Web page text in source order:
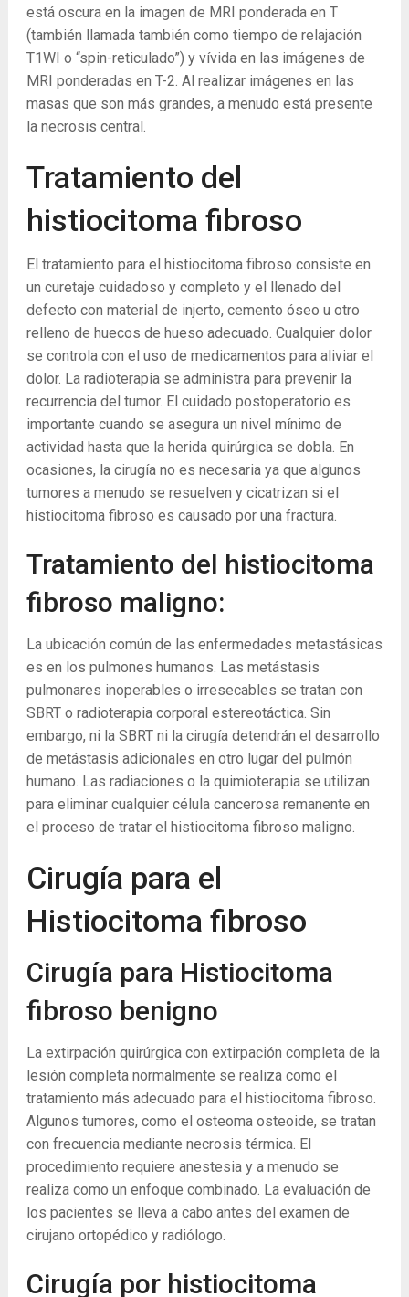
está oscura en la imagen de MRI ponderada en T
(también llamada también como tiempo de relajación
T1WI o “spin-reticulado”) y vívida en las imágenes de
MRI ponderadas en T-2. Al realizar imágenes en las
masas que son más grandes, a menudo está presente
la necrosis central.
Tratamiento del
histiocitoma fibroso
El tratamiento para el histiocitoma fibroso consiste en
un curetaje cuidadoso y completo y el llenado del
defecto con material de injerto, cemento óseo u otro
relleno de huecos de hueso adecuado. Cualquier dolor
se controla con el uso de medicamentos para aliviar el
dolor. La radioterapia se administra para prevenir la
recurrencia del tumor. El cuidado postoperatorio es
importante cuando se asegura un nivel mínimo de
actividad hasta que la herida quirúrgica se dobla. En
ocasiones, la cirugía no es necesaria ya que algunos
tumores a menudo se resuelven y cicatrizan si el
histiocitoma fibroso es causado por una fractura.
Tratamiento del histiocitoma
fibroso maligno:
La ubicación común de las enfermedades metastásicas
es en los pulmones humanos. Las metástasis
pulmonares inoperables o irresecables se tratan con
SBRT o radioterapia corporal estereotáctica. Sin
embargo, ni la SBRT ni la cirugía detendrán el desarrollo
de metástasis adicionales en otro lugar del pulmón
humano. Las radiaciones o la quimioterapia se utilizan
para eliminar cualquier célula cancerosa remanente en
el proceso de tratar el histiocitoma fibroso maligno.
Cirugía para el
Histiocitoma fibroso
Cirugía para Histiocitoma
fibroso benigno
La extirpación quirúrgica con extirpación completa de la
lesión completa normalmente se realiza como el
tratamiento más adecuado para el histiocitoma fibroso.
Algunos tumores, como el osteoma osteoide, se tratan
con frecuencia mediante necrosis térmica. El
procedimiento requiere anestesia y a menudo se
realiza como un enfoque combinado. La evaluación de
los pacientes se lleva a cabo antes del examen de
cirujano ortopédico y radiólogo.
Cirugía por histiocitoma